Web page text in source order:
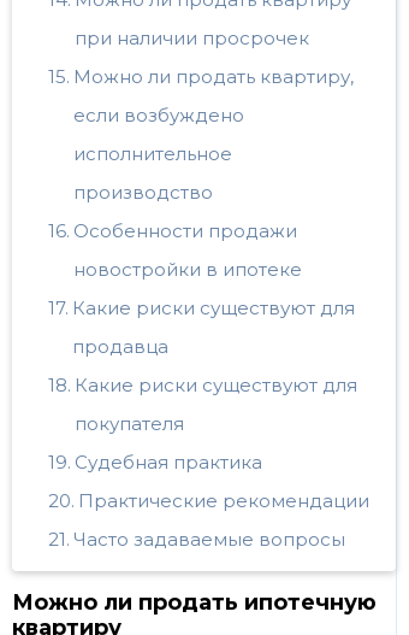
при наличии просрочек
Можно ли продать квартиру,
если возбуждено
исполнительное
производство
Особенности продажи
новостройки в ипотеке
Какие риски существуют для
продавца
Какие риски существуют для
покупателя
Судебная практика
Практические рекомендации
Часто задаваемые вопросы
Можно ли продать ипотечную
квартиру